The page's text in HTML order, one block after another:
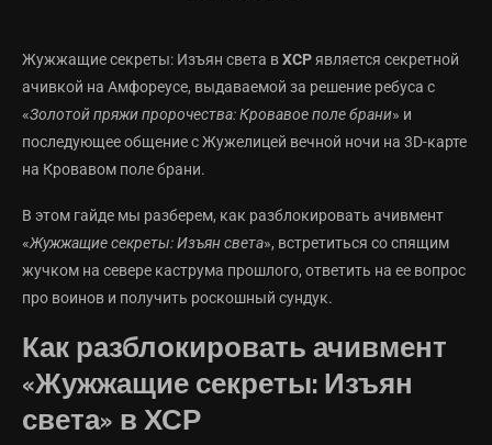
Жужжащие секреты: Изъян света вХСРявляется секретной
ачивкой на Амфореусе, выдаваемой за решение ребуса с
«Золотой пряжи пророчества: Кровавое поле брани» и
последующее общение с Жужелицей вечной ночи на 3D-карте
на Кровавом поле брани.
В этом гайде мы разберем, как разблокировать ачивмент
«Жужжащие секреты: Изъян света», встретиться со спящим
жучком на севере каструма прошлого, ответить на ее вопрос
про воинов и получить роскошный сундук.
Как разблокировать ачивмент
«Жужжащие секреты: Изъян
света» в ХСР